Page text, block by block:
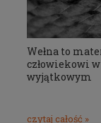
Wełna to
człowiekowi
wyjątkowym
czytaj całość »